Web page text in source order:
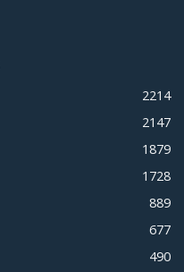
2214
2147
1879
1728
889
677
490